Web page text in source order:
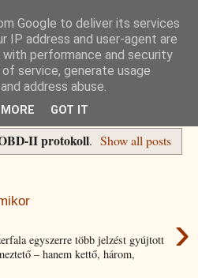
II protokoll. Show all posts
›
egyszerre több jelzést gyújtott
– hanem kettő, három,
Google to deliver its services
IP address and user-agent are
performance and security
service, generate usage
address abuse.
GOT IT